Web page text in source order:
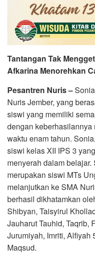
Tantangan Tak
Afkarina Menorehkan
Pesantren Nuris –
Nuris Jember, yang
siswi yang memiliki
dengan
waktu enam tahun.
siswi kelas XII IPS 3
menyerah dalam
merupakan siswi MTs
melanjutkan ke SMA
berhasil dikhatamkan
Shibyan, Taisyirul
Jauharut Tauhid, Taqrib,
Jurumiyah, Imriti, Alfiyah
Maqsud.